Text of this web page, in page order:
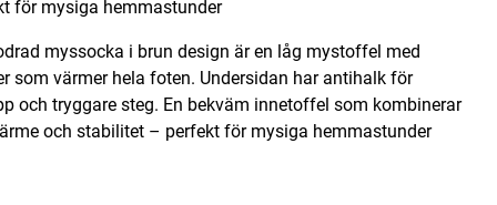
för mysiga hemmastunder
myssocka i brun design är en låg mystoffel med
som värmer hela foten. Undersidan har antihalk för
och tryggare steg. En bekväm innetoffel som kombinerar
och stabilitet – perfekt för mysiga hemmastunder